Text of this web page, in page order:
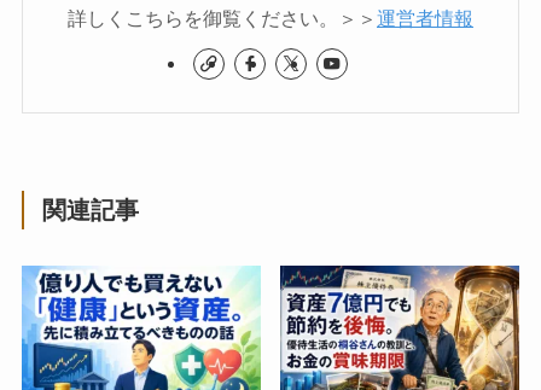
詳しくこちらを御覧ください。＞＞ 運営者情報
関連記事